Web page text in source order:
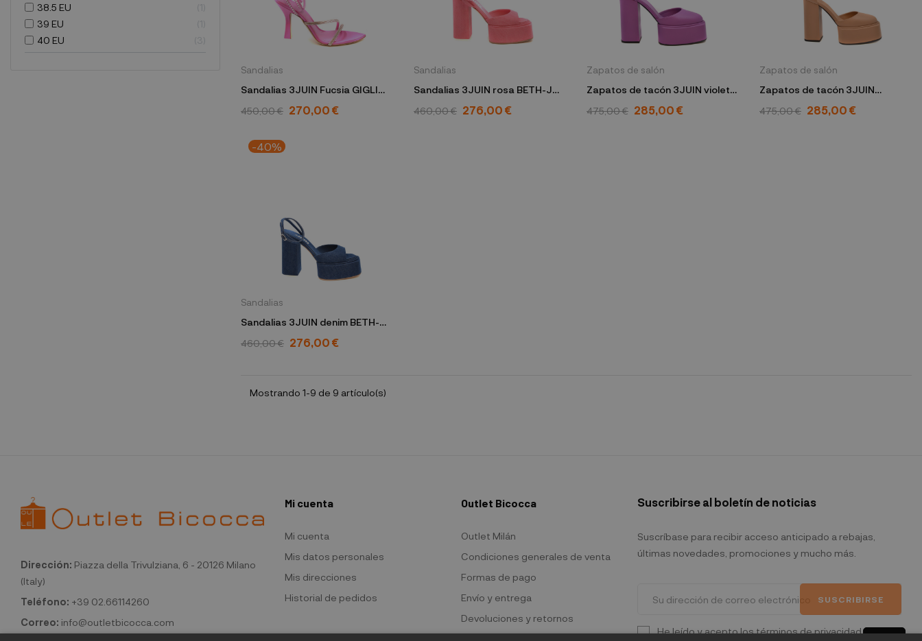
38.5 EU
1
39 EU
1
40 EU
3
Sandalias
Sandalias 3JUIN Fucsia GIGLIO-
SS23 095 SYRIA SATIN
450,00 € 270,00 €
Sandalias
Sandalias 3JUIN rosa BETH-J
080 JEANS CANDY
460,00 € 276,00 €
Zapatos de salón
Zapatos de tacón 3JUIN violeta
AMBRA 080 MOK ASH
475,00 € 285,00 €
Zapatos de salón
Zapatos de tacón 3JUIN
cammello AMBRA 080 MOK
475,00 € 285,00 €
-40%
Sandalias
Sandalias 3JUIN denim BETH-J
080 MOK
460,00 € 276,00 €
Mostrando 1-9 de 9 artículo(s)
Dirección: Piazza della Trivulziana, 6 - 20126 Milano
(Italy)
Teléfono: +39 02.66114260
Correo: info@outletbicocca.com
Mi cuenta
Mi cuenta
Mis datos personales
Mis direcciones
Historial de pedidos
Outlet Bicocca
Outlet Milán
Condiciones generales de venta
Formas de pago
Envío y entrega
Devoluciones y retornos
Suscribirse al boletín de noticias
Suscríbase para recibir acceso anticipado a rebajas,
últimas novedades, promociones y mucho más.
SUSCRIBIRSE
He leído y acepto los términos de privacidad.(Leer)